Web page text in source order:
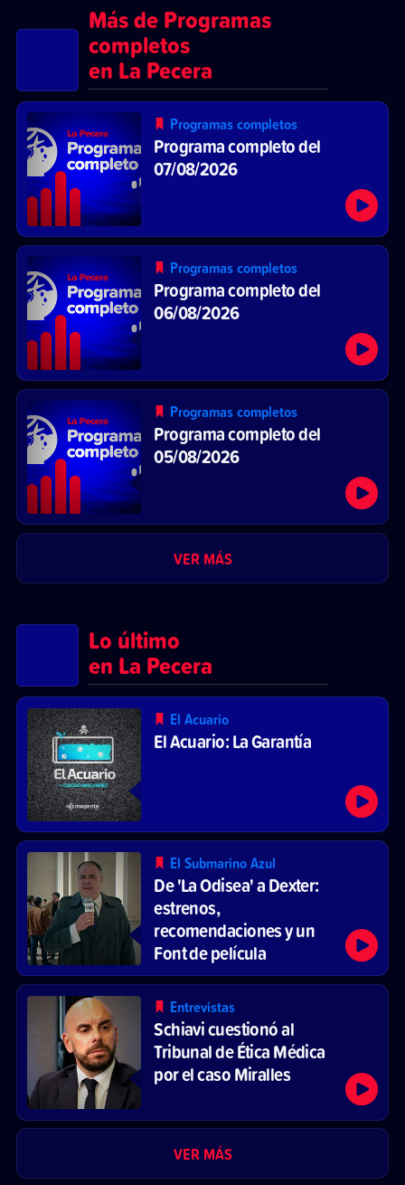
Más de Programas
completos
en La Pecera
Programas completos
Programa completo del
07/08/2026
Programas completos
Programa completo del
06/08/2026
Programas completos
Programa completo del
05/08/2026
VER MÁS
Lo último
en La Pecera
El Acuario
El Acuario: La Garantía
El Submarino Azul
De 'La Odisea' a Dexter:
estrenos,
recomendaciones y un
Font de película
Entrevistas
Schiavi cuestionó al
Tribunal de Ética Médica
por el caso Miralles
VER MÁS